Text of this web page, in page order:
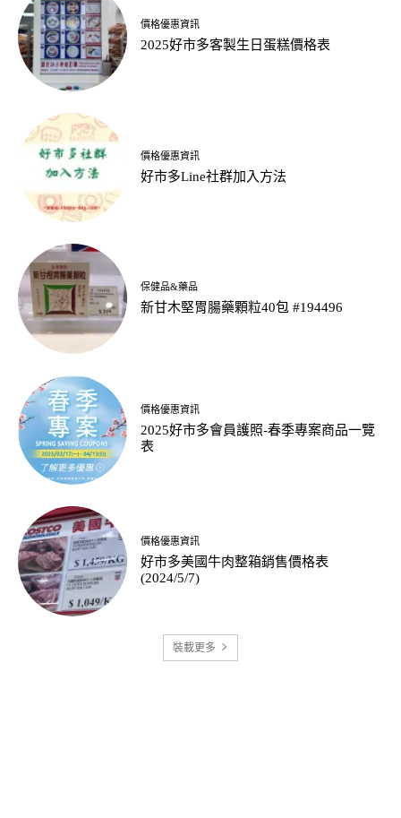
價格優惠資訊
2025好市多客製生日蛋糕價格表
價格優惠資訊
好市多Line社群加入方法
保健品&藥品
新甘木堅胃腸藥顆粒40包 #194496
價格優惠資訊
2025好市多會員護照-春季專案商品一覽
表
價格優惠資訊
好市多美國牛肉整箱銷售價格表
(2024/5/7)
裝載更多